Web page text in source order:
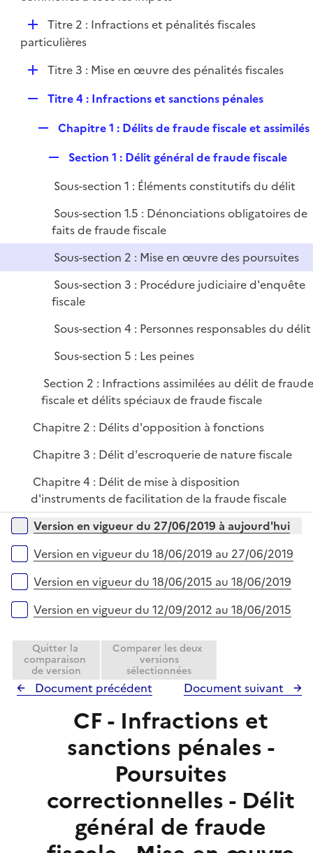
e
r
i
e
r i
D
é
r
Titre 2 : Infractions et pénalités fiscales
particulières
DTitre 3 : Mise en œuvre des pénalités fiscales
p
Titre 4 : Infractions et sanctions pénales
p
e
r
Chapitre 1 : Délits de fraude fiscale et assimilés
p
i
e
r
Section 1 : Délit général de fraude fiscale
Sous-section 1 : Éléments constitutifs du délit
Sous-section 1.5 : Dénonciations obligatoires de
faits de fraude fiscale
Sous-section 2 : Mise en œuvre des poursuites
Sous-section 3 : Procédure judiciaire d'enquête
fiscale
Sous-section 4 : Personnes responsables du délit
Sous-section 5 : Les peines
Section 2 : Infractions assimilées au délit de
fiscale et délits spéciaux de fraude fiscale
Chapitre 2 : Délits d'opposition à fonctions
Chapitre 3 : Délit d'escroquerie de nature fiscale
Chapitre 4 : Délit de mise à disposition
d'instruments de facilitation de la fraude fiscale
Versions sur la période
Version en vigueur du 27/06/2019 à aujourd'hui
Version en vigueur du 18/06/2019 au 27/06/2019
Version en vigueur du 18/06/2015 au 18/06/2019
Version en vigueur du 12/09/2012 au 18/06/2015
Quitter la
comparaison
de version
Comparer les deux
versions
sélectionnées
Document précédent Document suivant
CF - Infractions et
sanctions pénales -
Poursuites
correctionnelles - Délit
général de fraude